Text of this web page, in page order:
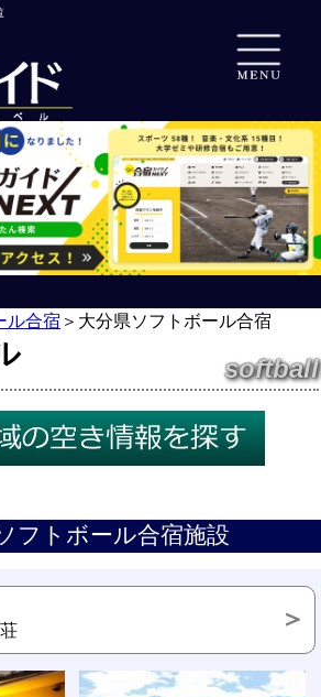
ル合宿 ＞ 大分県ソフトボール合宿
softball
フトボール合宿施設